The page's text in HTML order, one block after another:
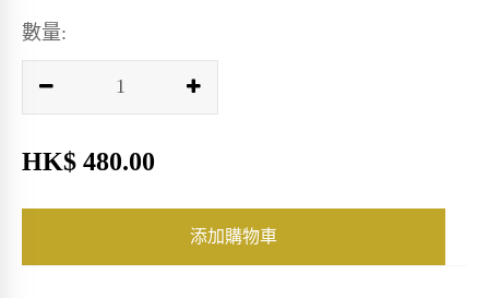
數量:
HK$ 480.00
添加購物車